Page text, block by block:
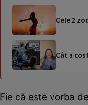
Cele 2
Cât a
Fie că este vorba